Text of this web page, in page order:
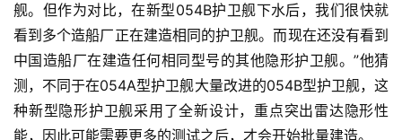
舰。但作为对比，在新型054B护卫舰下水后，我们很快就
看到多个造船厂正在建造相同的护卫舰。而现在还没有看到
中国造船厂在建造任何相同型号的其他隐形护卫舰。”他猜
测，不同于在054A型护卫舰大量改进的054B型护卫舰，这
种新型隐形护卫舰采用了全新设计，重点突出雷达隐形性
能，因此可能需要更多的测试之后，才会开始批量建造。